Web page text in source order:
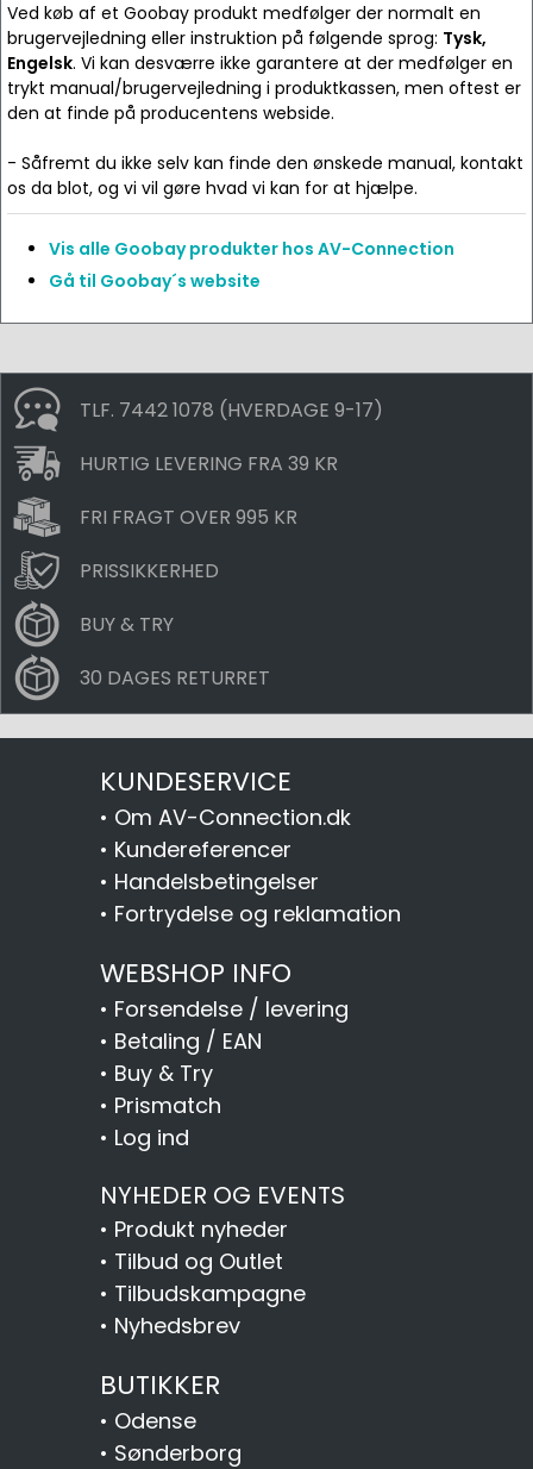
Ved køb af et Goobay produkt medfølger der normalt en
brugervejledning eller instruktion på følgende sprog: Tysk,
Engelsk. Vi kan desværre ikke garantere at der medfølger en
trykt manual/brugervejledning i produktkassen, men oftest er
den at finde på producentens webside.
- Såfremt du ikke selv kan finde den ønskede manual, kontakt
os da blot, og vi vil gøre hvad vi kan for at hjælpe.
Vis alle Goobay produkter hos AV-Connection
Gå til Goobay´s website
TLF. 7442 1078 (HVERDAGE 9-17)
HURTIG LEVERING FRA 39 KR
FRI FRAGT OVER 995 KR
PRISSIKKERHED
BUY & TRY
30 DAGES RETURRET
KUNDESERVICE
• Om AV-Connection.dk
• Kundereferencer
• Handelsbetingelser
• Fortrydelse og reklamation
WEBSHOP INFO
• Forsendelse / levering
• Betaling / EAN
• Buy & Try
• Prismatch
• Log ind
NYHEDER OG EVENTS
• Produkt nyheder
• Tilbud og Outlet
• Tilbudskampagne
• Nyhedsbrev
BUTIKKER
• Odense
• Sønderborg